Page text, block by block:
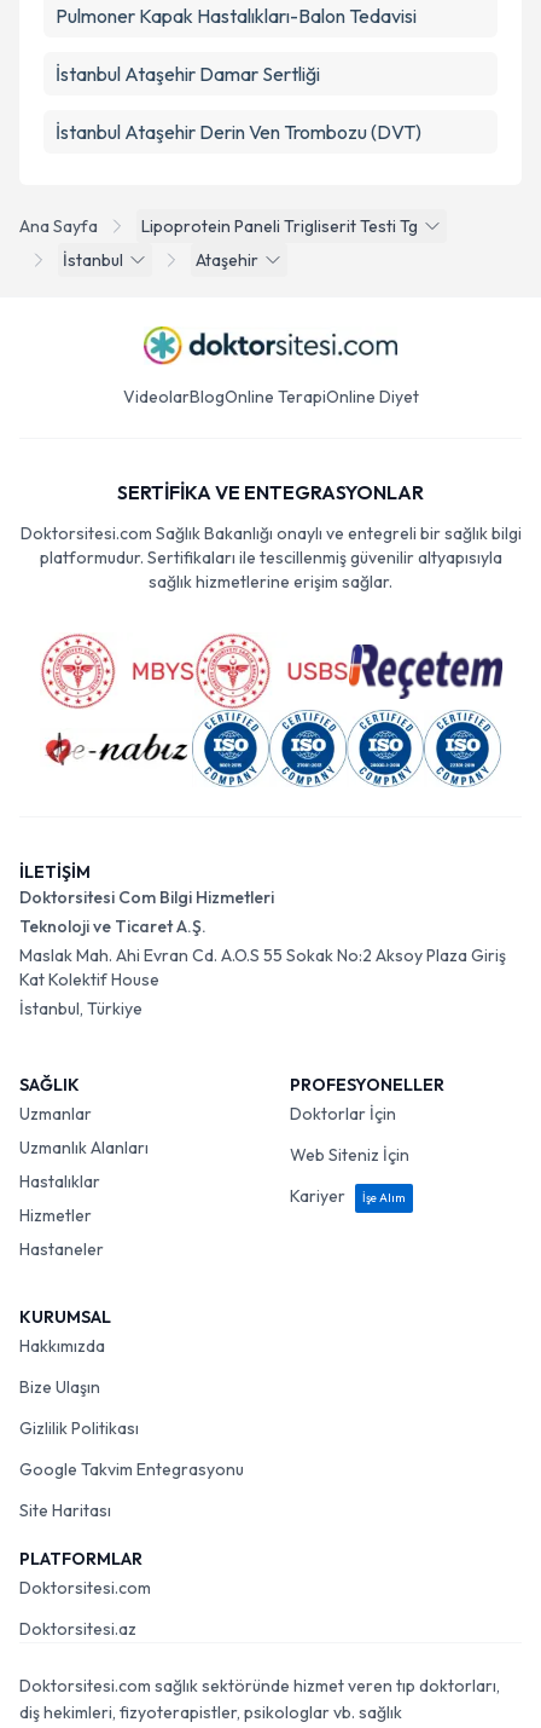
Ana Sayfa
Lipoprotein Paneli Trigliserit Testi Tg
İstanbul
Ataşehir
Pulmoner Kapak Hastalıkları-Balon Tedavisi
İstanbul Ataşehir Damar Sertliği
İstanbul Ataşehir Derin Ven Trombozu (DVT)
VideolarBlogOnline TerapiOnline Diyet
SERTİFİKA VE ENTEGRASYONLAR
Doktorsitesi.com Sağlık Bakanlığı onaylı ve entegreli bir sağlık bilgi
platformudur. Sertifikaları ile tescillenmiş güvenilir altyapısıyla
sağlık hizmetlerine erişim sağlar.
İLETİŞİM
Doktorsitesi Com Bilgi Hizmetleri
Teknoloji ve Ticaret A.Ş.
Maslak Mah. Ahi Evran Cd. A.O.S 55 Sokak No:2 Aksoy Plaza Giriş
Kat Kolektif House
İstanbul, Türkiye
SAĞLIK
Uzmanlar
Uzmanlık Alanları
Hastalıklar
Hizmetler
Hastaneler
PROFESYONELLER
Doktorlar İçin
Web Siteniz İçin
Kariyer
İşe Alım
KURUMSAL
Hakkımızda
Bize Ulaşın
Gizlilik Politikası
Google Takvim Entegrasyonu
Site Haritası
PLATFORMLAR
Doktorsitesi.com
Doktorsitesi.az
Doktorsitesi.com sağlık sektöründe hizmet veren tıp doktorları,
diş hekimleri, fizyoterapistler, psikologlar vb. sağlık